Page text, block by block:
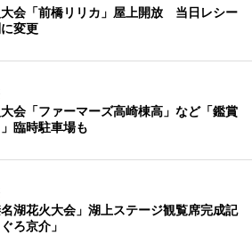
会「前橋リリカ」屋上開放 当日レシー
変更
会「ファーマーズ高崎棟高」など「鑑賞
臨時駐車場も
湖花火大会」湖上ステージ観覧席完成記
ろ京介」